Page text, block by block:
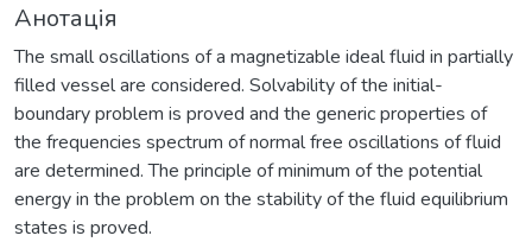
Анотація
The small oscillations of a magnetizable ideal fluid in partially
filled vessel are considered. Solvability of the initial-
boundary problem is proved and the generic properties of
the frequencies spectrum of normal free oscillations of fluid
are determined. The principle of minimum of the potential
energy in the problem on the stability of the fluid equilibrium
states is proved.